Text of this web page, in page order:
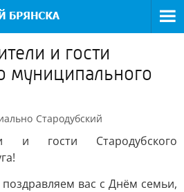
и гости
муниципального
Стародубский
и гости Стародубского
вас с Днём семьи,